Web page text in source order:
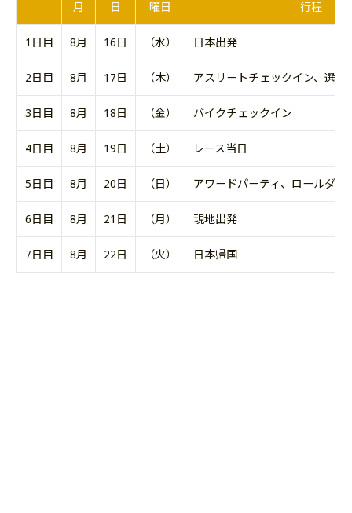
月 日 曜日 行程
1日目 8月 16日 （水） 日本出発
2日目 8月 17日 （木） アスリートチェックイン、選手
3日目 8月 18日 （金） バイクチェックイン
4日目 8月 19日 （土） レース当日
5日目 8月 20日 （日） アワードパーティ、ロールダウ
6日目 8月 21日 （月） 現地出発
7日目 8月 22日 （火） 日本帰国